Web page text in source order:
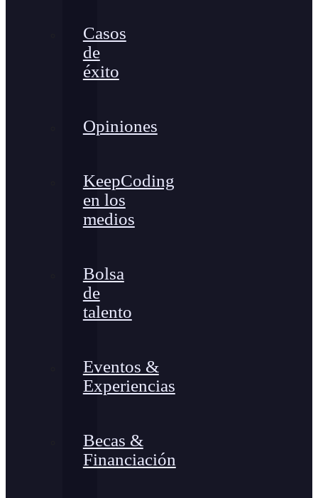
Casos
de
éxito
Opiniones
KeepCoding
en los
medios
Bolsa
de
talento
Eventos &
Experiencias
Becas &
Financiación